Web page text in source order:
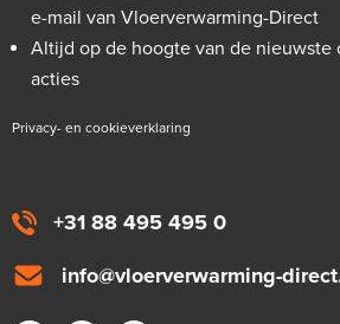
+31 88 495 495 0
info@vloerverwarming-
e-mail van Vloerverwarming-Direct
Altijd op de hoogte van de nieuwste
acties
Privacy- en cookieverklaring